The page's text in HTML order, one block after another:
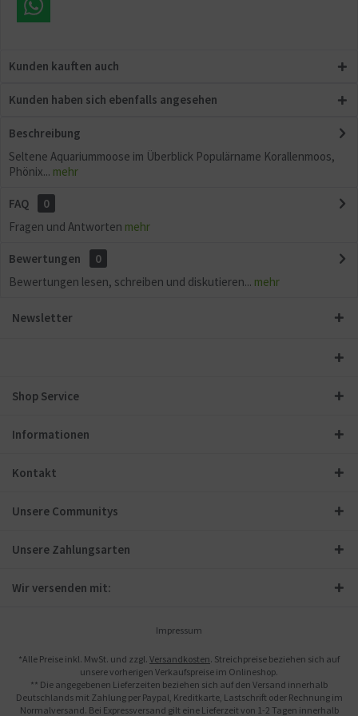
Kunden kauften auch
Kunden haben sich ebenfalls angesehen
Beschreibung
Seltene Aquariummoose im Überblick Populärname Korallenmoos,
Phönix... mehr
FAQ
0
Fragen und Antworten mehr
Bewertungen
0
Bewertungen lesen, schreiben und diskutieren... mehr
Newsletter
Shop Service
Informationen
Kontakt
Unsere Communitys
Unsere Zahlungsarten
Wir versenden mit:
Impressum
*Alle Preise inkl. MwSt. und zzgl. Versandkosten. Streichpreise beziehen sich auf
unsere vorherigen Verkaufspreise im Onlineshop.
** Die angegebenen Lieferzeiten beziehen sich auf den Versand innerhalb
Deutschlands mit Zahlung per Paypal, Kreditkarte, Lastschrift oder Rechnung im
Normalversand. Bei Expressversand gilt eine Lieferzeit von 1-2 Tagen innerhalb